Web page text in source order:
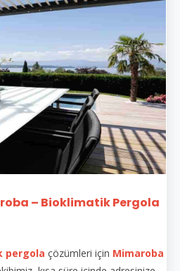
– Bioklimatik Pergola
pergola çözümleri için Mimaroba